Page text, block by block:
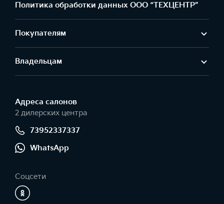
Политика обработки данных ООО “ТЕХЦЕНТР”
Покупателям
Владельцам
Адреса салонов
2 дилерских центра
73952337337
WhatsApp
Соцсети